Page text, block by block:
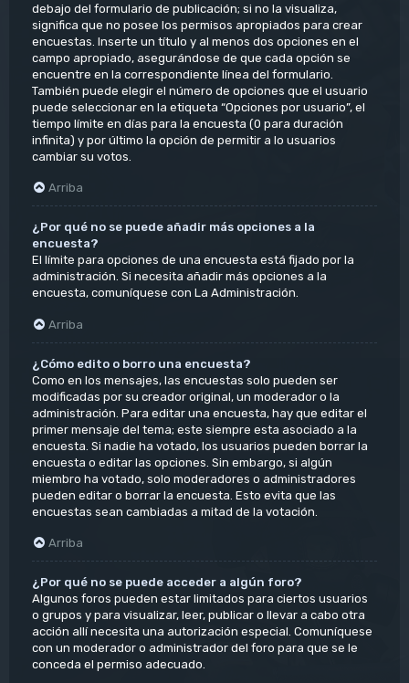
debajo del formulario de publicación; si no la visualiza,
significa que no posee los permisos apropiados para crear
encuestas. Inserte un título y al menos dos opciones en el
campo apropiado, asegurándose de que cada opción se
encuentre en la correspondiente línea del formulario.
También puede elegir el número de opciones que el usuario
puede seleccionar en la etiqueta “Opciones por usuario”, el
tiempo límite en días para la encuesta (0 para duración
infinita) y por último la opción de permitir a lo usuarios
cambiar su votos.
Arriba
¿Por qué no se puede añadir más opciones a la
encuesta?
El límite para opciones de una encuesta está fijado por la
administración. Si necesita añadir más opciones a la
encuesta, comuníquese con La Administración.
Arriba
¿Cómo edito o borro una encuesta?
Como en los mensajes, las encuestas solo pueden ser
modificadas por su creador original, un moderador o la
administración. Para editar una encuesta, hay que editar el
primer mensaje del tema; este siempre esta asociado a la
encuesta. Si nadie ha votado, los usuarios pueden borrar la
encuesta o editar las opciones. Sin embargo, si algún
miembro ha votado, solo moderadores o administradores
pueden editar o borrar la encuesta. Esto evita que las
encuestas sean cambiadas a mitad de la votación.
Arriba
¿Por qué no se puede acceder a algún foro?
Algunos foros pueden estar limitados para ciertos usuarios
o grupos y para visualizar, leer, publicar o llevar a cabo otra
acción allí necesita una autorización especial. Comuníquese
con un moderador o administrador del foro para que se le
conceda el permiso adecuado.